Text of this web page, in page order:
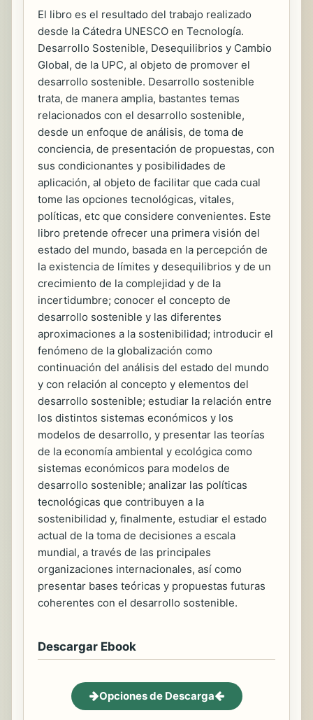
El libro es el resultado del trabajo realizado
desde la Cátedra UNESCO en Tecnología.
Desarrollo Sostenible, Desequilibrios y Cambio
Global, de la UPC, al objeto de promover el
desarrollo sostenible. Desarrollo sostenible
trata, de manera amplia, bastantes temas
relacionados con el desarrollo sostenible,
desde un enfoque de análisis, de toma de
conciencia, de presentación de propuestas, con
sus condicionantes y posibilidades de
aplicación, al objeto de facilitar que cada cual
tome las opciones tecnológicas, vitales,
políticas, etc que considere convenientes. Este
libro pretende ofrecer una primera visión del
estado del mundo, basada en la percepción de
la existencia de límites y desequilibrios y de un
crecimiento de la complejidad y de la
incertidumbre; conocer el concepto de
desarrollo sostenible y las diferentes
aproximaciones a la sostenibilidad; introducir el
fenómeno de la globalización como
continuación del análisis del estado del mundo
y con relación al concepto y elementos del
desarrollo sostenible; estudiar la relación entre
los distintos sistemas económicos y los
modelos de desarrollo, y presentar las teorías
de la economía ambiental y ecológica como
sistemas económicos para modelos de
desarrollo sostenible; analizar las políticas
tecnológicas que contribuyen a la
sostenibilidad y, finalmente, estudiar el estado
actual de la toma de decisiones a escala
mundial, a través de las principales
organizaciones internacionales, así como
presentar bases teóricas y propuestas futuras
coherentes con el desarrollo sostenible.
Descargar Ebook
Opciones de Descarga